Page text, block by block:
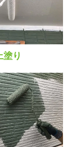
塗り